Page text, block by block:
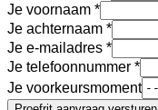
Je voornaam
Je achternaam
Je e-mailadres
Je telefoonnummer
Je voorkeursmoment